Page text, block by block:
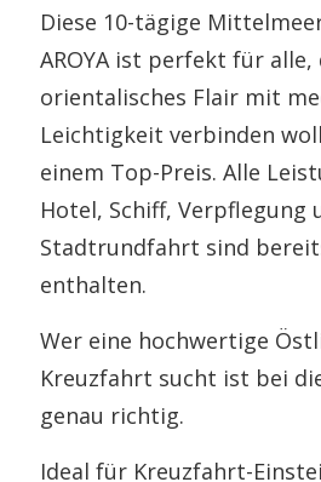
Diese 10-tägige
AROYA ist perfekt für alle,
orientalisches Flair mit
Leichtigkeit verbinden
einem Top-Preis. Alle
Hotel, Schiff, Verpflegung
Stadtrundfahrt sind
enthalten.
Wer eine hochwertige
Kreuzfahrt sucht ist bei
genau richtig.
Ideal für Kreuzfahrt-